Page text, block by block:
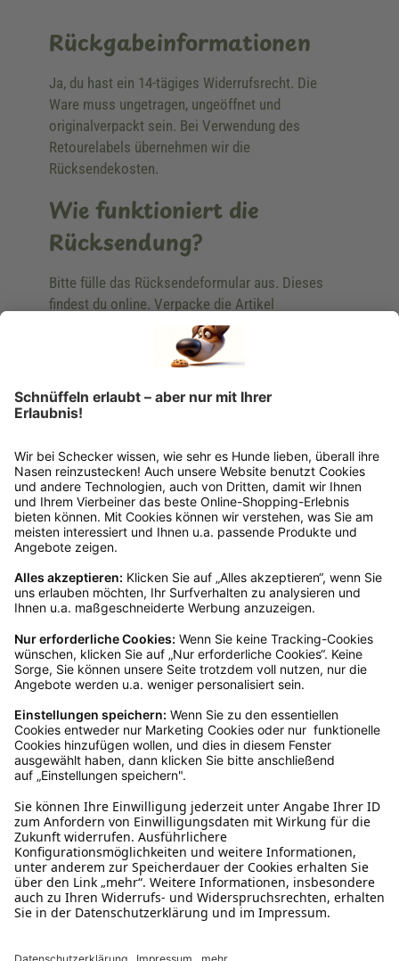
Rückgabeinformationen
Ja, du hast ein 14-tägiges Widerrufsrecht. Die
Ware muss ungetragen, ungeöffnet und
originalverpackt sein. Bei Verwendung des
Retourelabels übernehmen wir die
Rücksendekosten.
Wie funktioniert die
Rücksendung?
Bitte fülle das Rücksendeformular aus. Dieses
findest du online. Verpacke die Artikel
anschließend sicher und klebe das
Rücksendeetikett auf das Paket. Dieses kannst du
dir in deinem Kundenkonto anfordern. Hast du als
Gast bestellt, schreibe uns eine Email an
verkauf@schecker.de oder rufe zu unseren
Rücksendeetikett zukommen.
Kundenservice
Mo – Fr 9 – 17 Uhr, Sa 9 – 13 Uhr
Ruf uns an
04942-60 64 080
Schreibe uns
verkauf@schecker.de
WhatsApp Support
+49 1520 8997191
Tritt unserem Newsletter bei